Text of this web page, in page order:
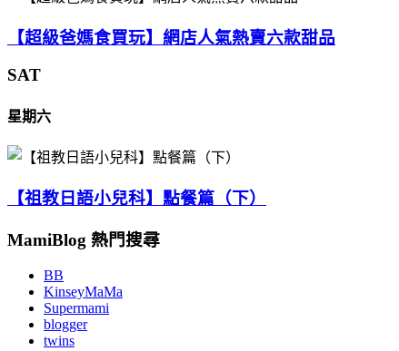
【超級爸媽食買玩】網店人氣熱賣六款甜品
SAT
星期六
【祖教日語小兒科】點餐篇（下）
MamiBlog 熱門搜尋
BB
KinseyMaMa
Supermami
blogger
twins